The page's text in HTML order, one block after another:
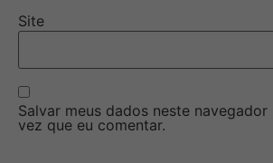
Site
Salvar meus dados neste
vez que eu comentar.